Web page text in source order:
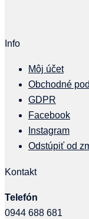
Info
Môj účet
Obchodné
GDPR
Facebook
Instagram
Odstúpiť od
Kontakt
Telefón
0944 688 681